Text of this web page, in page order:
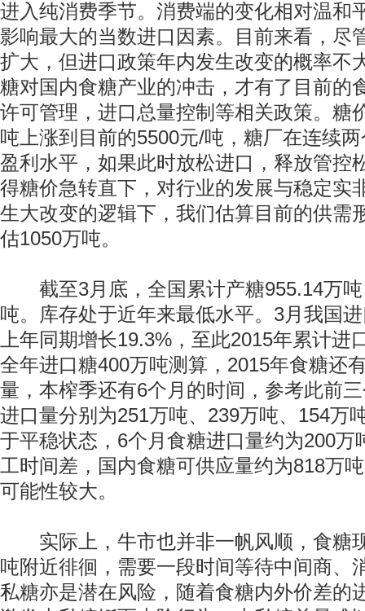
进入纯消费季节。消费端的变化相对温和
影响最大的当数进口因素。目前来看，尽
扩大，但进口政策年内发生改变的概率不
糖对国内食糖产业的冲击，才有了目前的
许可管理，进口总量控制等相关政策。糖
吨上涨到目前的5500元/吨，糖厂在连续
盈利水平，如果此时放松进口，释放管控
得糖价急转直下，对行业的发展与稳定实
生大改变的逻辑下，我们估算目前的供需
估1050万吨。
截至3月底，全国累计产糖955.14万吨
吨。库存处于近年来最低水平。3月我国
上年同期增长19.3%，至此2015年累计进
全年进口糖400万吨测算，2015年食糖还
量，本榨季还有6个月的时间，参考此前
进口量分别为251万吨、239万吨、154万
于平稳状态，6个月食糖进口量约为200万
工时间差，国内食糖可供应量约为818万
可能性较大。
实际上，牛市也并非一帆风顺，食糖
吨附近徘徊，需要一段时间等待中间商、
私糖亦是潜在风险，随着食糖内外价差的
动物系恋人啊 | 钟欣潼体验爱情哲学 南